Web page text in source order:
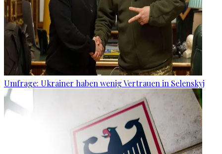
Umfrage: Ukrainer haben wenig Vertrauen in Selenskyj